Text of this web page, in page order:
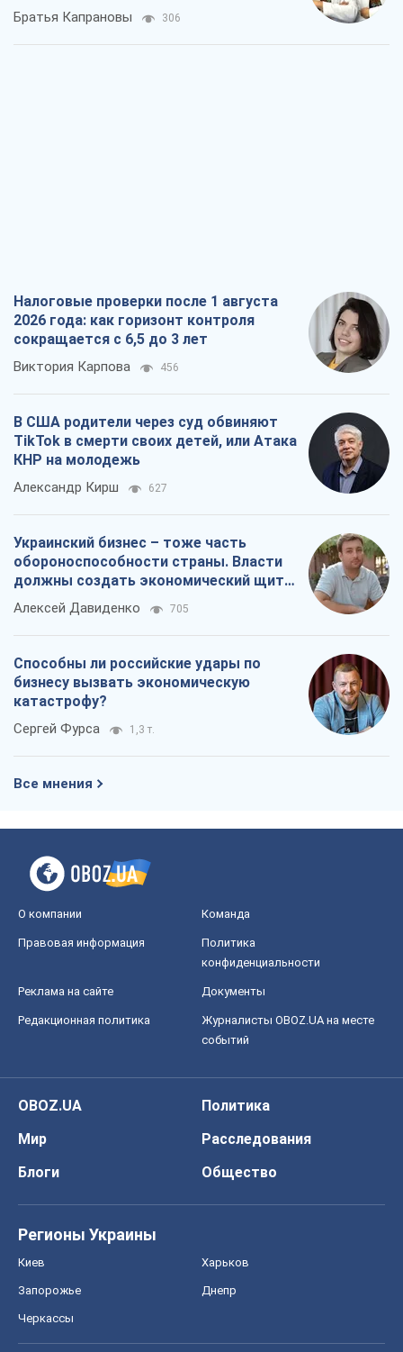
Братья Капрановы 306
Налоговые проверки после 1 августа
2026 года: как горизонт контроля
сокращается с 6,5 до 3 лет
Виктория Карпова 456
В США родители через суд обвиняют
TikTok в смерти своих детей, или Атака
КНР на молодежь
Александр Кирш 627
Украинский бизнес – тоже часть
обороноспособности страны. Власти
должны создать экономический щит
для компаний
Алексей Давиденко 705
Способны ли российские удары по
бизнесу вызвать экономическую
катастрофу?
Сергей Фурса 1,3 т.
Все мнения
О компании Команда
Правовая информация
Политика
конфиденциальности
Реклама на сайте Документы
Редакционная политика
Журналисты OBOZ.UA на месте
событий
OBOZ.UA
Политика
Мир
Расследования
Блоги
Общество
Регионы Украины
Киев Харьков
Запорожье Днепр
Черкассы